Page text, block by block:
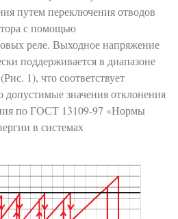
путем переключения отводов
с помощью
реле. Выходное напряжение
поддерживается в диапазоне
1), что соответствует
допустимые значения отклонения
по ГОСТ 13109-97 «Нормы
в системах